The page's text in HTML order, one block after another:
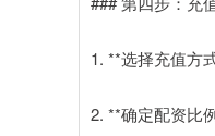
1. **选择充值方
2. **确定配资比